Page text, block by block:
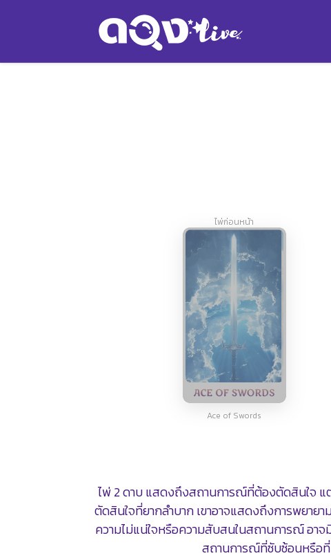
ไพ่ก่อนหน้า
Ace of Swords
ไพ่ 2 ดาบ แสดงถึงสถานการณ์ที่ต้องตัดสินใจ
ตัดสินใจที่ยากลำบาก เขาอาจแสดงถึงการพยา
ความไม่แน่ใจหรือความสับสนในสถานการณ์ อาจ
สถานการณ์ที่ซับซ้อนหรือที่